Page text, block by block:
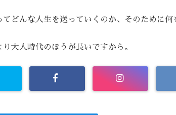
てどんな人生を送っていくのか、そのために何
り大人時代のほうが長いですから。